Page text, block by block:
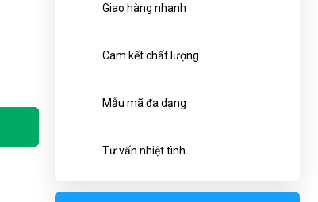
Giao hàng nhanh
Cam kết chất lượng
Mẫu mã đa dạng
Tư vấn nhiệt tình